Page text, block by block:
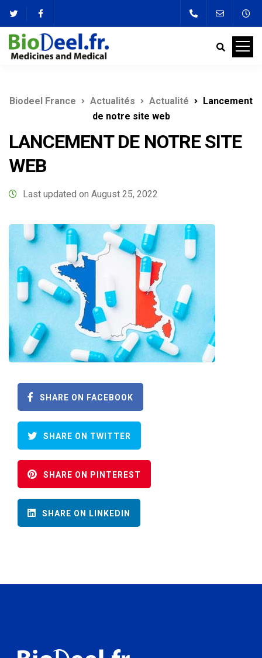
Biodeel France Actualités Actualité
Lancement
de notre site web
LANCEMENT DE NOTRE SITE
WEB
Last updated on August 25, 2022
SHARE ON FACEBOOK
SHARE ON TWITTER
SHARE ON PINTEREST
SHARE ON LINKEDIN